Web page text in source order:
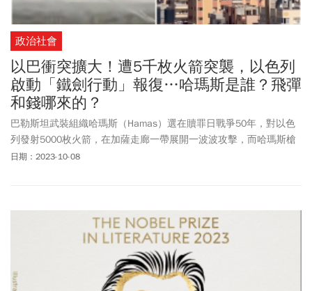
政治社會
以巴衝突擴大！遭5千枚火箭突襲，以色列
啟動「鐵劍行動」報復…哈瑪斯是誰？飛彈
和錢哪來的？
巴勒斯坦武裝組織哈瑪斯（Hamas）選在贖罪日戰爭50年，對以色
列發射5000枚火箭，在加薩走廊一帶展開一波波攻擊，而哈瑪斯槍
手也滲透以色列城鎮，據傳對平民無差別傷害，武裝份子各種暴行
突襲，以色列政府表示，境內已經至少300名以色列人喪生、超過
1500人人受傷，傷亡人數可能繼續攀升，而巴勒斯坦當局稱，目前
至少有232名巴勒斯坦人死亡、1697人受傷。目前台灣有5個旅行團
124人仍在以色列，外交部週六(10/7)晚間表示，與台灣駐以色列代
表處聯繫後，確認所有駐處員眷、台灣旅行團以及僑民均平安。外
日期：2023-10-08